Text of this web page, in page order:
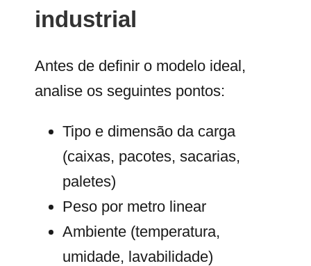
industrial
Antes de definir o modelo ideal,
analise os seguintes pontos:
Tipo e dimensão da carga
(caixas, pacotes, sacarias,
paletes)
Peso por metro linear
Ambiente (temperatura,
umidade, lavabilidade)